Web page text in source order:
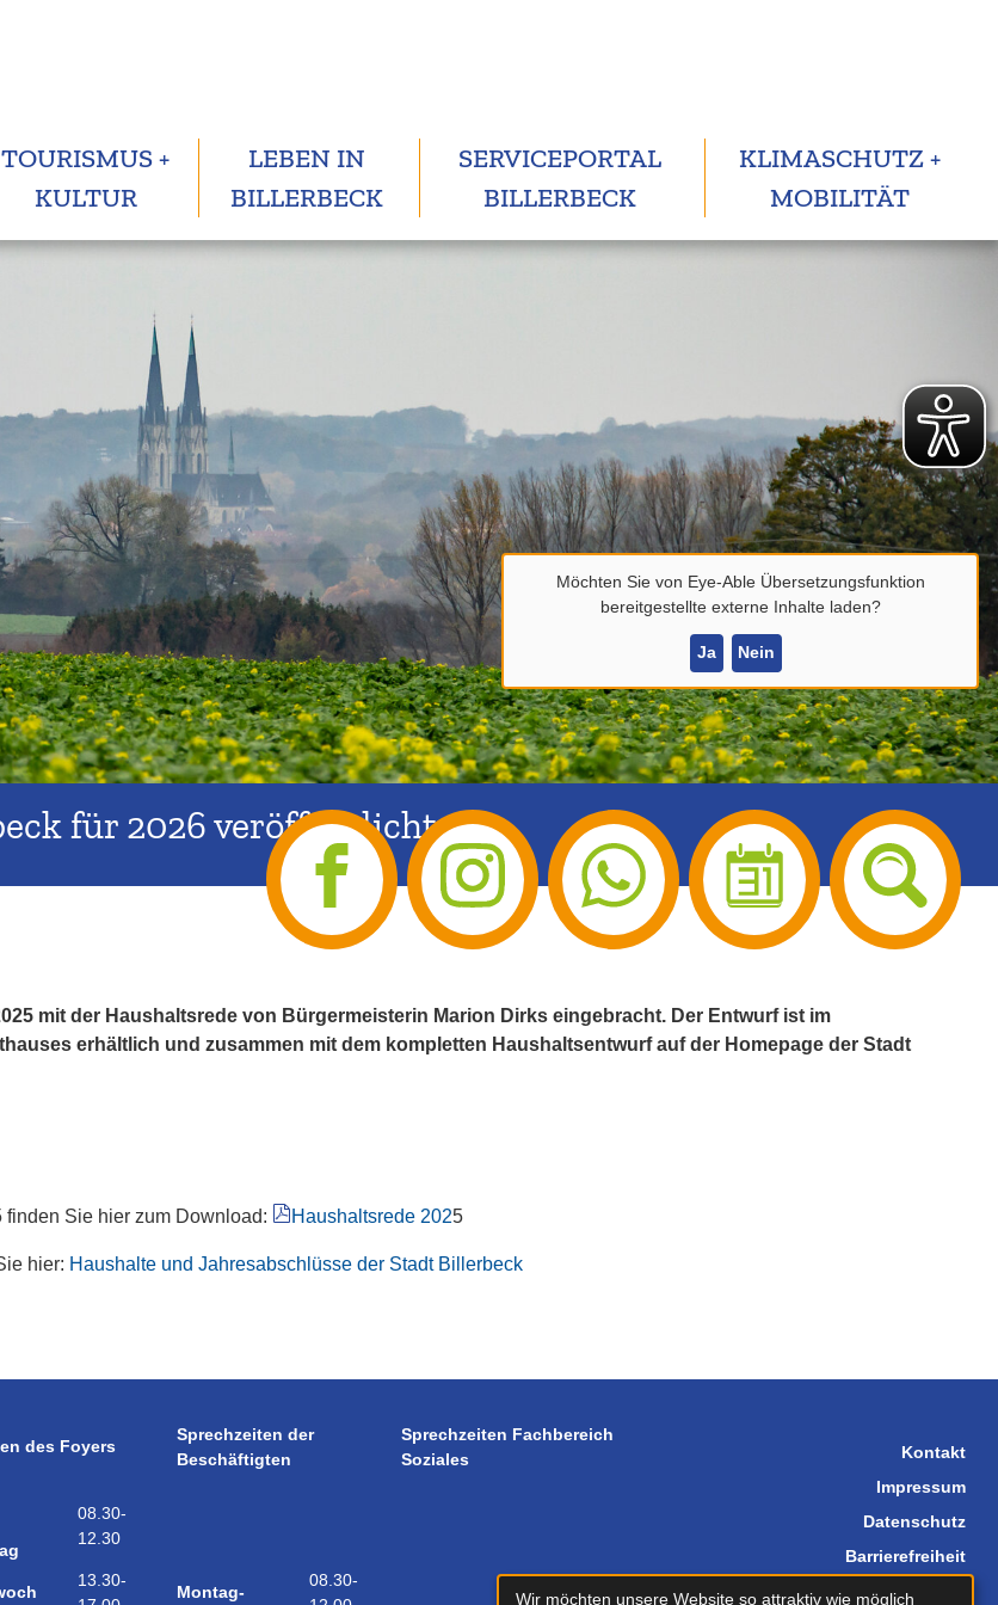
Möchten Sie von Eye-Able Übersetzungsfunktion
bereitgestellte externe Inhalte laden?
Ja Nein
TOURISMUS +
KULTUR
LEBEN IN
BILLERBECK
SERVICEPORTAL
BILLERBECK
KLIMASCHUTZ +
MOBILITÄT
für 2026 veröffentlicht
mit der Haushaltsrede von Bürgermeisterin Marion Dirks eingebracht. Der Entwurf ist im
erhältlich und zusammen mit dem kompletten Haushaltsentwurf auf der Homepage der Stadt
Sie hier zum Download: Haushaltsrede 2025
hier: Haushalte und Jahresabschlüsse der Stadt Billerbeck
des Foyers
Sprechzeiten der
Beschäftigten
Sprechzeiten Fachbereich
Soziales
08.30-
12.30
13.30-
Montag-
08.30-
Kontakt
Impressum
Datenschutz
Barrierefreiheit
Sitemap
Wir möchten unsere Website so attraktiv wie möglich